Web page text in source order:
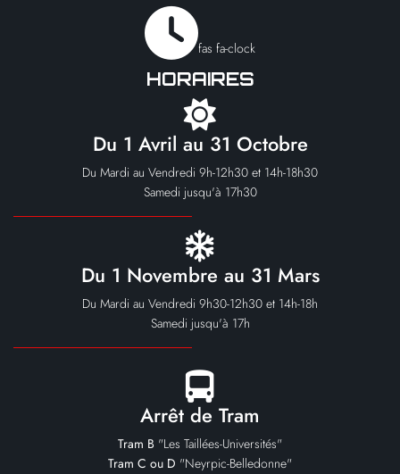
fas fa-clock
HORAIRES
Du 1 Avril au 31 Octobre
Du Mardi au Vendredi 9h-12h30 et 14h-18h30
Samedi jusqu'à 17h30
Du 1 Novembre au 31 Mars
Du Mardi au Vendredi 9h30-12h30 et 14h-18h
Samedi jusqu'à 17h
Arrêt de Tram
Tram B "Les Taillées-Universités"
Tram C ou D "Neyrpic-Belledonne"